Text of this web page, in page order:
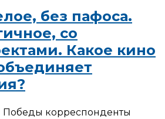
без пафоса.
со
Какое кино
Победы корреспонденты